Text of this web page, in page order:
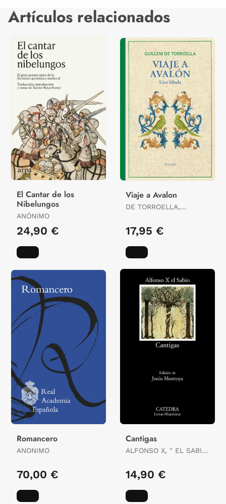
Artículos relacionados
El Cantar de los
Nibelungos
ANÓNIMO
24,90 €
Viaje a Avalon
DE TORROELLA,
17,95 €
Romancero
ANONIMO
70,00 €
Cantigas
ALFONSO X, " EL SABIO
14,90 €